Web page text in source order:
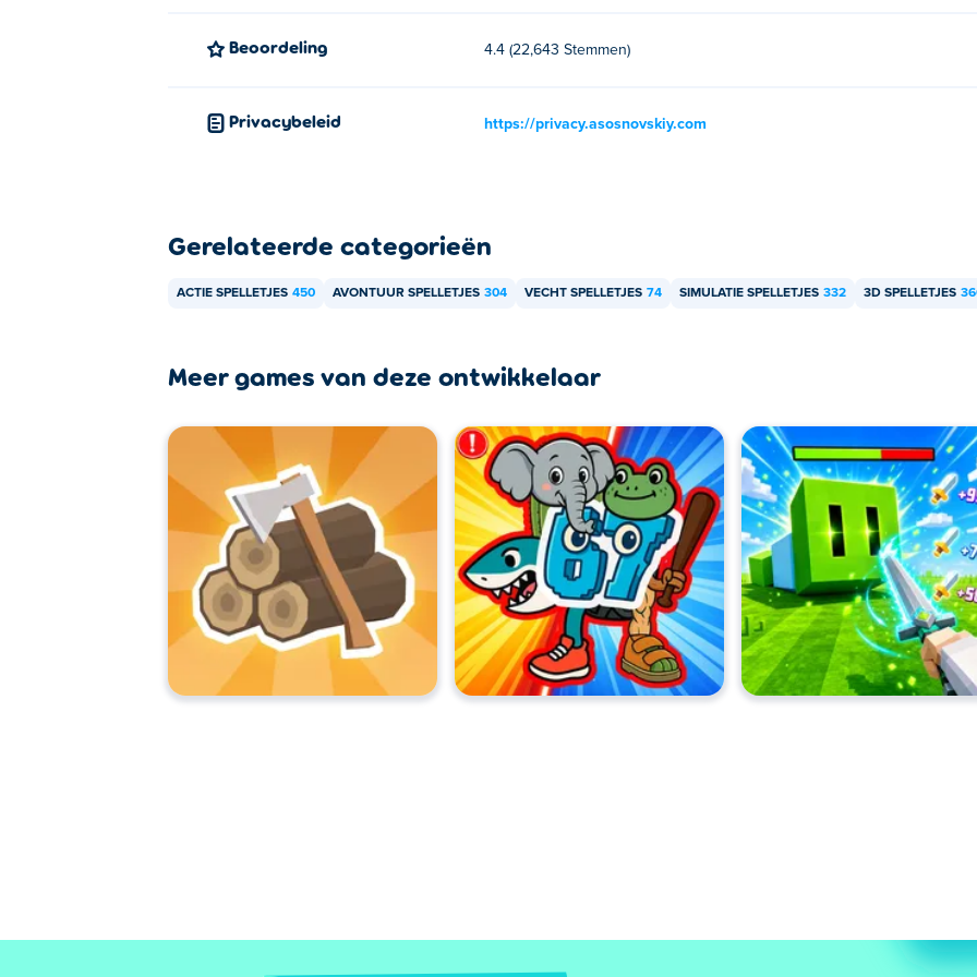
Beoordeling 4.4 (22,643 Stemmen)
Privacybeleid https://privacy.asosnovskiy.com
Gerelateerde categorieën
ACTIE SPELLETJES 450 AVONTUUR SPELLETJES 304 VECHT SPELLETJES 74 SIMULATIE SPELLETJES 332 3D SPELLETJES
Meer games van deze ontwikkelaar